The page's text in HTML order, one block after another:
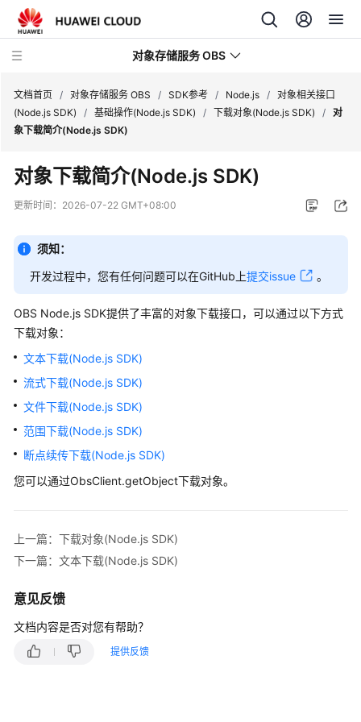
对象存储服务 OBS
新
动
态
服
务
公
产
介
绍
计
费
说
入
门
用
指
南
文档首页 / 对象存储服务 OBS / SDK参考 / Node.js / 对象相关接口
(Node.js SDK)
/ 基础操作(Node.js SDK) / 下载对象(Node.js SDK) / 对
象下载简介(Node.js SDK)
对象下载简介(Node.js SDK)
更新时间： 2026-07-22 GMT+08:00
须知：
开发过程中，您有任何问题可以在GitHub上提交issue 。
OBS Node.js SDK提供了丰富的对象下载接口，可以通过以下方式
下载对象：
文本下载(Node.js SDK)
流式下载(Node.js SDK)
文件下载(Node.js SDK)
范围下载(Node.js SDK)
断点续传下载(Node.js SDK)
您可以通过ObsClient.getObject下载对象。
上一篇：下载对象(Node.js SDK)
下一篇：文本下载(Node.js SDK)
意见反馈
文档内容是否对您有帮助？
提供反馈